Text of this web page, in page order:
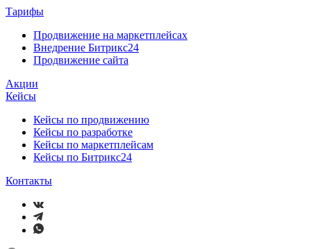
Тарифы
Продвижение на маркетплейсах
Внедрение Битрикс24
Продвижение сайта
Акции
Кейсы
Кейсы по продвижению
Кейсы по разработке
Кейсы по маркетплейсам
Кейсы по Битрикс24
Контакты